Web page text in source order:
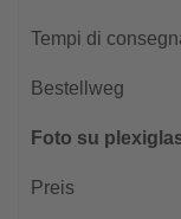
Foto su